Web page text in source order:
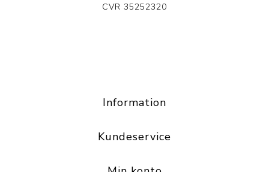
CVR 35252320
Information
Kundeservice